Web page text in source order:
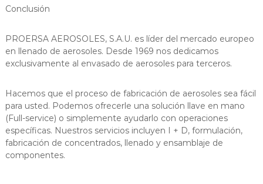
Conclusión
PROERSA AEROSOLES, S.A.U. es líder del mercado europeo
en llenado de aerosoles. Desde 1969 nos dedicamos
exclusivamente al envasado de aerosoles para terceros.
Hacemos que el proceso de fabricación de aerosoles sea fácil
para usted. Podemos ofrecerle una solución llave en mano
(Full-service) o simplemente ayudarlo con operaciones
específicas. Nuestros servicios incluyen I + D, formulación,
fabricación de concentrados, llenado y ensamblaje de
componentes.